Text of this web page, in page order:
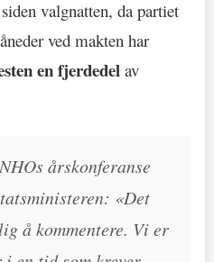
siden valgnatten, da partiet
ved makten har
en fjerdedel av
årskonferanse
«Det
å kommentere. Vi er